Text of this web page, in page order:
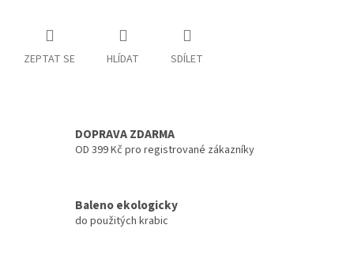
ZEPTAT SE HLÍDAT SDÍLET
DOPRAVA ZDARMA
OD 399 Kč pro registrované zákazníky
Baleno ekologicky
do použitých krabic